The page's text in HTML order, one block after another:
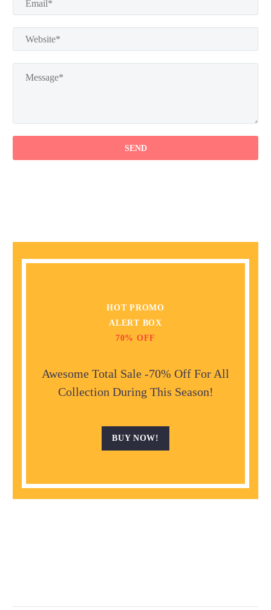
HOT PROMO
ALERT BOX
70% OFF
Awesome Total Sale -70% Off For All
Collection During This Season!
BUY NOW!